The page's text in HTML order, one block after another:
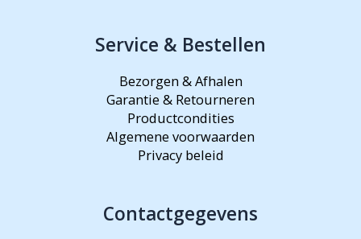
Service & Bestellen
Bezorgen & Afhalen
Garantie & Retourneren
Productcondities
Algemene voorwaarden
Privacy beleid
Contactgegevens